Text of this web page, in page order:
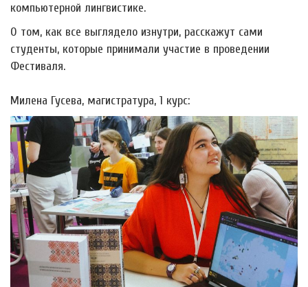
компьютерной лингвистике.
О том, как все выглядело изнутри, расскажут сами
студенты, которые принимали участие в проведении
Фестиваля.
Милена Гусева, магистратура, 1 курс: